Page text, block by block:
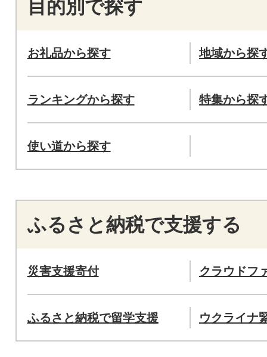
目的別で探す
お礼品から探す 地域から探
ランキングから探す 特集から探
使い道から探す
ふるさと納税で支援する
災害支援寄付 クラウドフ
ふるさと納税で留学支援 ウクライナ